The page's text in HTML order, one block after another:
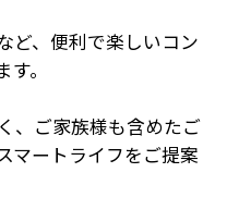
ど、便利で楽しいコン
。
、ご家族様も含めたご
マートライフをご提案